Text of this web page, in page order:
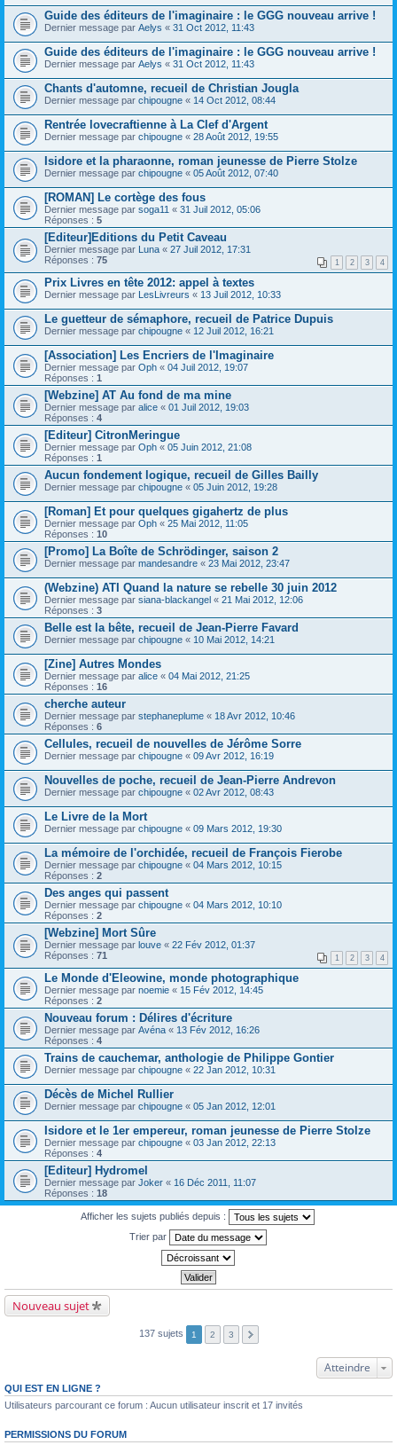
Guide des éditeurs de l'imaginaire : le GGG nouveau arrive !
Dernier message par Aelys « 31 Oct 2012, 11:43
Guide des éditeurs de l'imaginaire : le GGG nouveau arrive !
Dernier message par Aelys « 31 Oct 2012, 11:43
Chants d'automne, recueil de Christian Jougla
Dernier message par chipougne « 14 Oct 2012, 08:44
Rentrée lovecraftienne à La Clef d'Argent
Dernier message par chipougne « 28 Août 2012, 19:55
Isidore et la pharaonne, roman jeunesse de Pierre Stolze
Dernier message par chipougne « 05 Août 2012, 07:40
[ROMAN] Le cortège des fous
Dernier message par soga11 « 31 Juil 2012, 05:06
Réponses : 5
[Editeur]Editions du Petit Caveau
Dernier message par Luna « 27 Juil 2012, 17:31
Réponses : 75 1 2 3 4
Prix Livres en tête 2012: appel à textes
Dernier message par LesLivreurs « 13 Juil 2012, 10:33
Le guetteur de sémaphore, recueil de Patrice Dupuis
Dernier message par chipougne « 12 Juil 2012, 16:21
[Association] Les Encriers de l'Imaginaire
Dernier message par Oph « 04 Juil 2012, 19:07
Réponses : 1
[Webzine] AT Au fond de ma mine
Dernier message par alice « 01 Juil 2012, 19:03
Réponses : 4
[Editeur] CitronMeringue
Dernier message par Oph « 05 Juin 2012, 21:08
Réponses : 1
Aucun fondement logique, recueil de Gilles Bailly
Dernier message par chipougne « 05 Juin 2012, 19:28
[Roman] Et pour quelques gigahertz de plus
Dernier message par Oph « 25 Mai 2012, 11:05
Réponses : 10
[Promo] La Boîte de Schrödinger, saison 2
Dernier message par mandesandre « 23 Mai 2012, 23:47
(Webzine) ATI Quand la nature se rebelle 30 juin 2012
Dernier message par siana-blackangel « 21 Mai 2012, 12:06
Réponses : 3
Belle est la bête, recueil de Jean-Pierre Favard
Dernier message par chipougne « 10 Mai 2012, 14:21
[Zine] Autres Mondes
Dernier message par alice « 04 Mai 2012, 21:25
Réponses : 16
cherche auteur
Dernier message par stephaneplume « 18 Avr 2012, 10:46
Réponses : 6
Cellules, recueil de nouvelles de Jérôme Sorre
Dernier message par chipougne « 09 Avr 2012, 16:19
Nouvelles de poche, recueil de Jean-Pierre Andrevon
Dernier message par chipougne « 02 Avr 2012, 08:43
Le Livre de la Mort
Dernier message par chipougne « 09 Mars 2012, 19:30
La mémoire de l'orchidée, recueil de François Fierobe
Dernier message par chipougne « 04 Mars 2012, 10:15
Réponses : 2
Des anges qui passent
Dernier message par chipougne « 04 Mars 2012, 10:10
Réponses : 2
[Webzine] Mort Sûre
Dernier message par louve « 22 Fév 2012, 01:37
Réponses : 71 1 2 3 4
Le Monde d'Eleowine, monde photographique
Dernier message par noemie « 15 Fév 2012, 14:45
Réponses : 2
Nouveau forum : Délires d'écriture
Dernier message par Avéna « 13 Fév 2012, 16:26
Réponses : 4
Trains de cauchemar, anthologie de Philippe Gontier
Dernier message par chipougne « 22 Jan 2012, 10:31
Décès de Michel Rullier
Dernier message par chipougne « 05 Jan 2012, 12:01
Isidore et le 1er empereur, roman jeunesse de Pierre Stolze
Dernier message par chipougne « 03 Jan 2012, 22:13
Réponses : 4
[Editeur] Hydromel
Dernier message par Joker « 16 Déc 2011, 11:07
Réponses : 18
Afficher les sujets publiés depuis :
Trier par
Nouveau sujet
137 sujets 1 2 3
Atteindre
QUI EST EN LIGNE ?
Utilisateurs parcourant ce forum : Aucun utilisateur inscrit et 17 invités
PERMISSIONS DU FORUM